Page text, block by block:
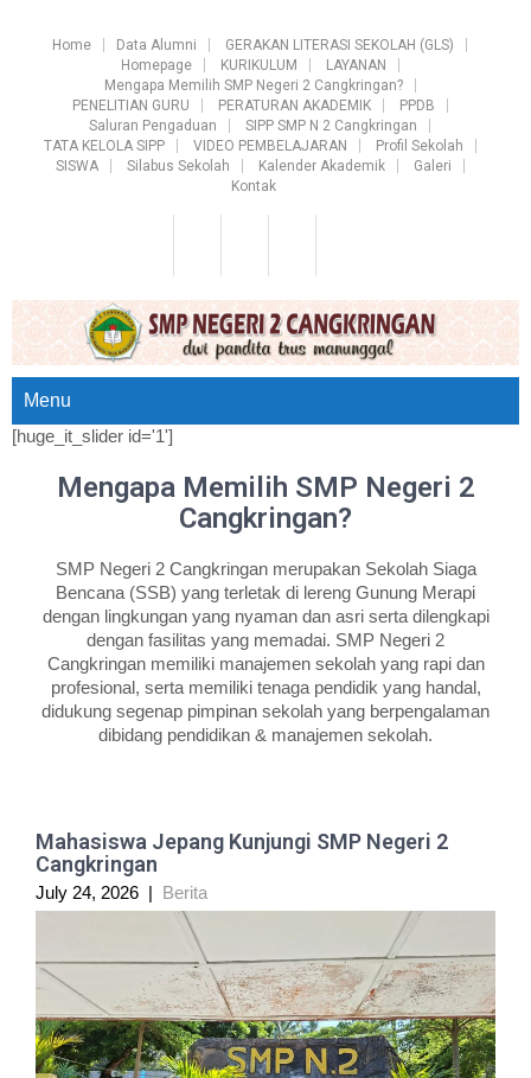
Home Data Alumni
GERAKAN LITERASI SEKOLAH (GLS)
Homepage
KURIKULUM
LAYANAN
Mengapa Memilih SMP Negeri 2 Cangkringan?
PENELITIAN GURU
PERATURAN AKADEMIK
PPDB
Saluran Pengaduan
SIPP SMP N 2 Cangkringan
TATA KELOLA SIPP
VIDEO PEMBELAJARAN
Profil Sekolah
SISWA
Silabus Sekolah Kalender Akademik
Galeri
Kontak
Menu
[huge_it_slider id='1']
Mengapa Memilih SMP Negeri 2
Cangkringan?
SMP Negeri 2 Cangkringan merupakan Sekolah Siaga
Bencana (SSB) yang terletak di lereng Gunung Merapi
dengan lingkungan yang nyaman dan asri serta dilengkapi
dengan fasilitas yang memadai. SMP Negeri 2
Cangkringan memiliki manajemen sekolah yang rapi dan
profesional, serta memiliki tenaga pendidik yang handal,
didukung segenap pimpinan sekolah yang berpengalaman
dibidang pendidikan & manajemen sekolah.
Mahasiswa Jepang Kunjungi SMP Negeri 2
Cangkringan
July 24, 2026 | Berita